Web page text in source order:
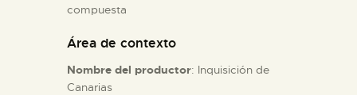
ESPAÑOL
compuesta
Área de contexto
Nombre del productor: Inquisición de
Canarias